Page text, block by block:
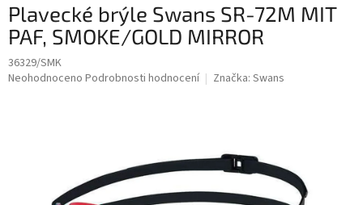
Plavecké brýle Swans SR-72M MIT
PAF, SMOKE/GOLD MIRROR
36329/SMK
Průměrné
Neohodnoceno Podrobnosti hodnocení Značka: Swans